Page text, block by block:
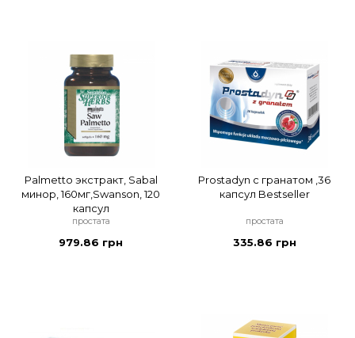
Palmetto экстракт, Sabal
минор, 160мг,Swanson, 120
капсул
простата
979.86 грн
Prostadyn с гранатом ,36
капсул Bestseller
простата
335.86 грн